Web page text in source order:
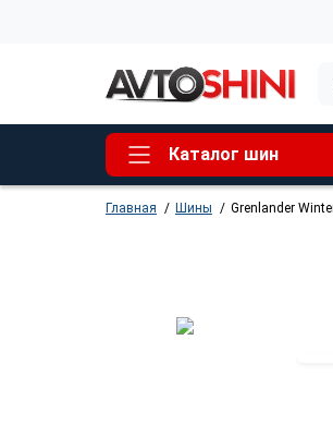
Каталог шин
Главная Шины Grenlander